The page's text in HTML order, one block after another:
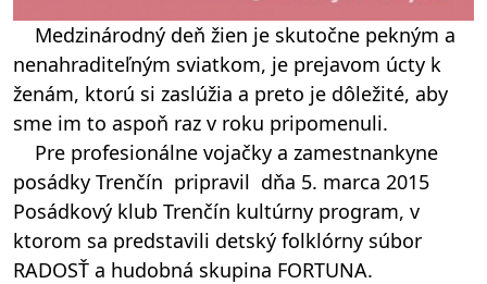
Medzinárodný deň žien je skutočne pekným a
nenahraditeľným sviatkom, je prejavom úcty k
ženám, ktorú si zaslúžia a preto je dôležité, aby
sme im to aspoň raz v roku pripomenuli.
Pre profesionálne vojačky a zamestnankyne
posádky Trenčín pripravil dňa 5. marca 2015
Posádkový klub Trenčín kultúrny program, v
ktorom sa predstavili detský folklórny súbor
RADOSŤ a hudobná skupina FORTUNA.